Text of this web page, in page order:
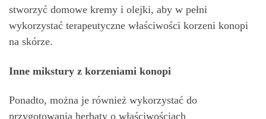
stworzyć domowe kremy i olejki, aby w pełni
wykorzystać terapeutyczne właściwości korzeni konopi
na skórze.
Inne mikstury z korzeniami konopi
Ponadto, można je również wykorzystać do
przygotowania herbaty o właściwościach